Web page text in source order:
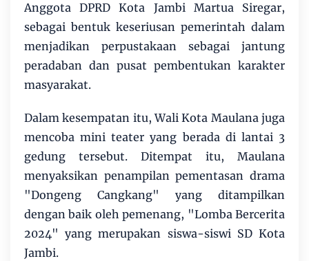
Anggota DPRD Kota Jambi Martua Siregar,
sebagai bentuk keseriusan pemerintah dalam
menjadikan perpustakaan sebagai jantung
peradaban dan pusat pembentukan karakter
masyarakat.
Dalam kesempatan itu, Wali Kota Maulana juga
mencoba mini teater yang berada di lantai 3
gedung tersebut. Ditempat itu, Maulana
menyaksikan penampilan pementasan drama
"Dongeng Cangkang" yang ditampilkan
dengan baik oleh pemenang, "Lomba Bercerita
2024" yang merupakan siswa-siswi SD Kota
Jambi.